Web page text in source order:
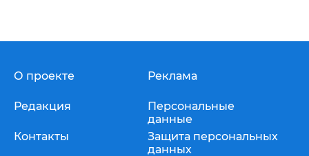
О проекте
Редакция
Контакты
Реклама
Персональные
данные
Защита персональных
данных